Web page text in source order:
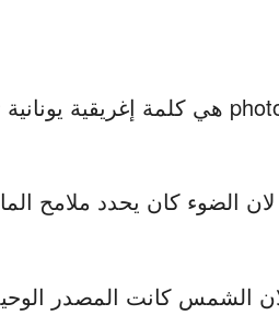
لان الضوء كان يحدد ملامح